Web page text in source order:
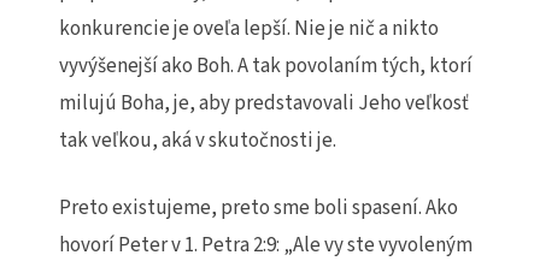
konkurencie je oveľa lepší. Nie je nič a nikto
vyvýšenejší ako Boh. A tak povolaním tých, ktorí
milujú Boha, je, aby predstavovali Jeho veľkosť
tak veľkou, aká v skutočnosti je.
Preto existujeme, preto sme boli spasení. Ako
hovorí Peter v 1. Petra 2:9: „Ale vy ste vyvoleným